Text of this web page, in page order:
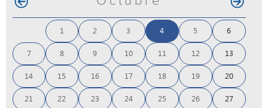
1 2 3 4 5 6
7 8 9 10 11 12 13
14 15 16 17 18 19 20
21 22 23 24 25 26 27